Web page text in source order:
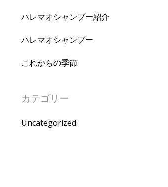
ハレマオシャンプー紹介
ハレマオシャンプー
これからの季節
カテゴリー
Uncategorized